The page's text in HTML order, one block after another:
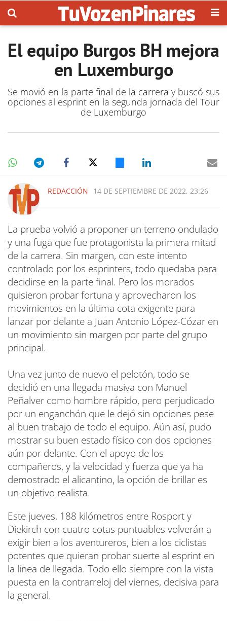
El equipo Burgos BH mejora
en Luxemburgo
Se movió en la parte final de la carrera y buscó sus
opciones al esprint en la segunda jornada del Tour
de Luxemburgo
REDACCIÓN 14 DE SEPTIEMBRE DE 2022, 23:26
La prueba volvió a proponer un terreno ondulado
y una fuga que fue protagonista la primera mitad
de la carrera. Sin margen, con este intento
controlado por los esprinters, todo quedaba para
decidirse en la parte final. Pero los morados
quisieron probar fortuna y aprovecharon los
movimientos en la última cota exigente para
lanzar por delante a Juan Antonio López-Cózar en
un movimiento sin margen por parte del grupo
principal.
Una vez junto de nuevo el pelotón, todo se
decidió en una llegada masiva con Manuel
Peñalver como hombre rápido, pero perjudicado
por un enganchón que le dejó sin opciones pese
al buen trabajo de todo el equipo. Aún así, pudo
mostrar su buen estado físico con dos opciones
aún por delante. Con el apoyo de los
compañeros, y la velocidad y fuerza que ya ha
demostrado el alicantino, la opción de brillar es
un objetivo realista.
Este jueves, 188 kilómetros entre Rosport y
Diekirch con cuatro cotas puntuables volverán a
exigir bien a los aventureros, bien a los ciclistas
potentes que quieran probar suerte al esprint en
la línea de llegada. Todo ello siempre con la vista
puesta en la contrarreloj del viernes, decisiva para
la general.